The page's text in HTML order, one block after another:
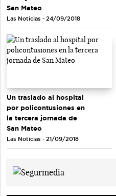
San Mateo
Las Noticias - 24/09/2018
Un traslado al hospital
por policontusiones en
la tercera jornada de
San Mateo
Las Noticias - 21/09/2018